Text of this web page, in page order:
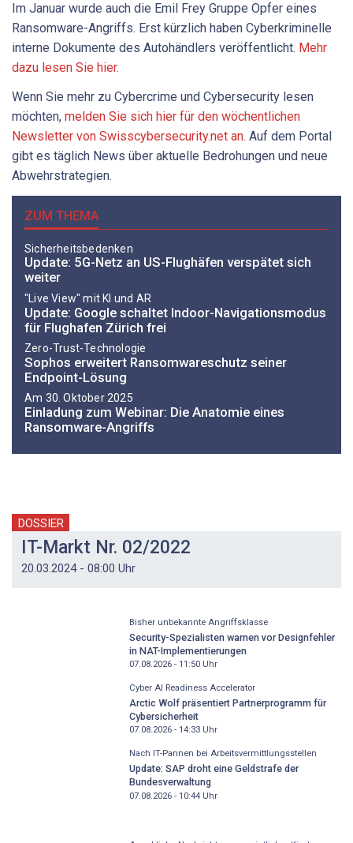
Im Januar wurde auch die Emil Frey Gruppe Opfer eines
Ransomware-Angriffs. Erst kürzlich haben Cyberkriminelle
interne Dokumente des Autohändlers veröffentlicht. Mehr
dazu lesen Sie hier.
Wenn Sie mehr zu Cybercrime und Cybersecurity lesen
möchten, melden Sie sich hier für den wöchentlichen
Newsletter von Swisscybersecurity.net an. Auf dem Portal
gibt es täglich News über aktuelle Bedrohungen und neue
Abwehrstrategien.
ZUM THEMA
Sicherheitsbedenken
Update: 5G-Netz an US-Flughäfen verspätet sich
weiter
"Live View" mit KI und AR
Update: Google schaltet Indoor-Navigationsmodus
für Flughafen Zürich frei
Zero-Trust-Technologie
Sophos erweitert Ransomwareschutz seiner
Endpoint-Lösung
Am 30. Oktober 2025
Einladung zum Webinar: Die Anatomie eines
Ransomware-Angriffs
DOSSIER
IT-Markt Nr. 02/2022
20.03.2024 - 08:00 Uhr
Bisher unbekannte Angriffsklasse
Security-Spezialisten warnen vor Designfehler
in NAT-Implementierungen
07.08.2026 - 11:50Uhr
Cyber AI Readiness Accelerator
Arctic Wolf präsentiert Partnerprogramm für
Cybersicherheit
07.08.2026 - 14:33Uhr
Nach IT-Pannen bei Arbeitsvermittlungsstellen
Update: SAP droht eine Geldstrafe der
Bundesverwaltung
07.08.2026 - 10:44Uhr